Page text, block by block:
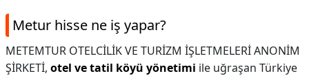
Metur hisse ne iş yapar?
METEMTUR OTELCİLİK VE TURİZM İŞLETMELERİ ANONİM
ŞİRKETİ, otel ve tatil köyü yönetimi ile uğraşan Türkiye